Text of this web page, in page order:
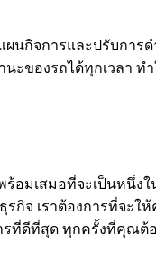
นกิจการและปรับการ
ะของรถได้ทุกเวลา
อมเสมอที่จะเป็นหนึ่
กิจ เราต้องการที่จะ
ที่ดีที่สุด ทุกครั้งที่คุณต้